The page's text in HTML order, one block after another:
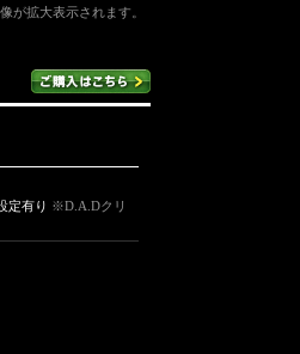
が拡大表示されます。
定有り ※D.A.Dクリ